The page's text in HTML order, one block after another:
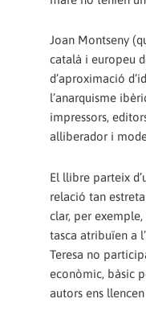
Joan Montseny
català i europeu
d’aproximació
l’anarquisme
impressors,
alliberador i
El llibre parteix
relació tan
clar, per
tasca atribuïen a
Teresa no
econòmic, bàsic
autors ens